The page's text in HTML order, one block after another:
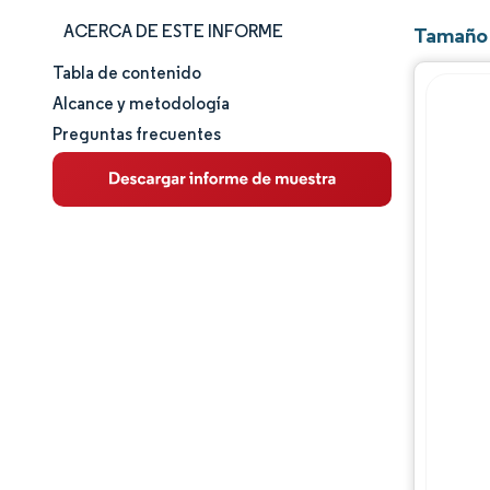
ACERCA DE ESTE INFORME
Tamaño y cuota de mercado
Análisis de mercado
Tendencias e ideas
Tabla de contenido
Alcance y metodología
Preguntas frecuentes